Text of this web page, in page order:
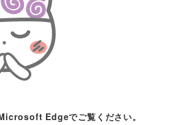
Edgeでご覧ください。